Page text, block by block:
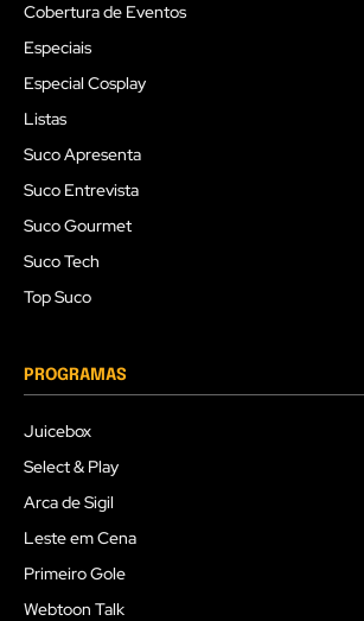
Cobertura de Eventos
Especiais
Especial Cosplay
Listas
Suco Apresenta
Suco Entrevista
Suco Gourmet
Suco Tech
Top Suco
PROGRAMAS
Juicebox
Select & Play
Arca de Sigil
Leste em Cena
Primeiro Gole
Webtoon Talk